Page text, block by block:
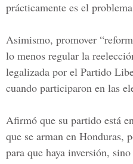
prácticamente es el
Asimismo, promover
lo menos regular la
legalizada por el Partido
cuando participaron en las
Afirmó que su partido está
que se arman en Honduras,
para que haya inversión,